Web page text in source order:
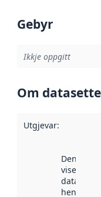
Gebyr
Ikkje oppgitt
Om
Utgjevar:
Denne
viser når
datasettet
henta inn